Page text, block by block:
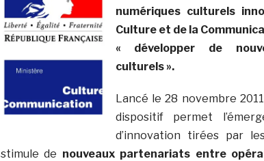
numériques culturels
Culture et de la
« développer de
culturels ».
Lancé le 28 novembre
dispositif permet
d’innovation tirées par
stimule de nouveaux partenariats entre